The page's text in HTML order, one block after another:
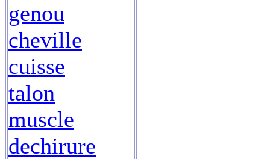
genou
cheville
cuisse
talon
muscle
dechirure